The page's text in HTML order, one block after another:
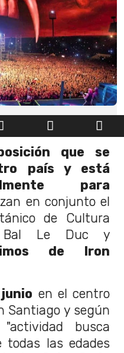
que se
país y está
para
en conjunto el
de Cultura
Bal Le Duc y
de Iron
en el centro
Santiago y según
busca
las edades